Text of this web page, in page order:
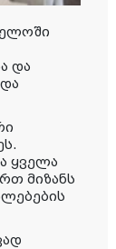
და
ყველა
მიზანს